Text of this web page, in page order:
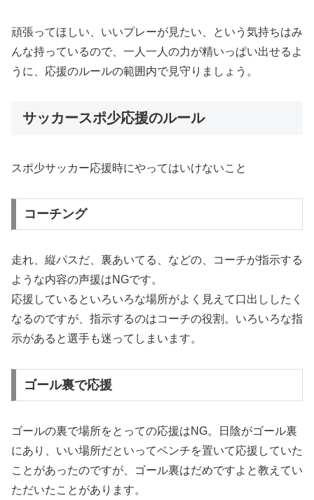
頑張ってほしい、いいプレーが見たい、という気持ちはみ
んな持っているので、一人一人の力が精いっぱい出せるよ
うに、応援のルールの範囲内で見守りましょう。
サッカースポ少応援のルール
スポ少サッカー応援時にやってはいけないこと
コーチング
走れ、縦パスだ、裏あいてる、などの、コーチが指示する
ような内容の声援はNGです。
応援しているといろいろな場所がよく見えて口出ししたく
なるのですが、指示するのはコーチの役割。いろいろな指
示があると選手も迷ってしまいます。
ゴール裏で応援
ゴールの裏で場所をとっての応援はNG。日陰がゴール裏
にあり、いい場所だといってベンチを置いて応援していた
ことがあったのですが、ゴール裏はだめですよと教えてい
ただいたことがあります。